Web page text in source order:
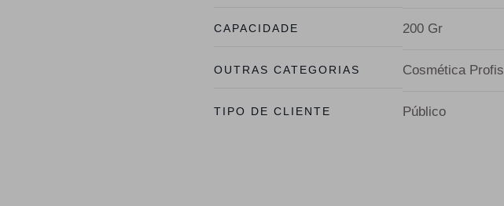
CAPACIDADE 200 Gr
OUTRAS CATEGORIAS Cosmética
TIPO DE CLIENTE Público